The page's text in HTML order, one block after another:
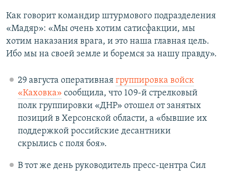
Как говорит командир штурмового подразделения
«Мадяр»: «Мы очень хотим сатисфакции, мы
хотим наказания врага, и это наша главная цель.
Ибо мы на своей земле и боремся за нашу правду».
29 августа оперативная группировка войск
«Каховка» сообщила, что 109-й стрелковый
полк группировки «ДНР» отошел от занятых
позиций в Херсонской области, а «бывшие их
поддержкой российские десантники
скрылись с поля боя».
В тот же день руководитель пресс-центра Сил